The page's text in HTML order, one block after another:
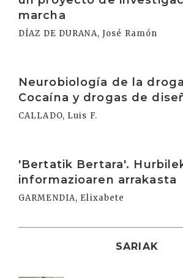
marcha
DÍAZ DE DURANA, José Ramón
Neurobiología de la
Cocaína y drogas de
CALLADO, Luis F.
'Bertatik Bertara'.
informazioaren arrakasta
GARMENDIA, Elixabete
SARIAK